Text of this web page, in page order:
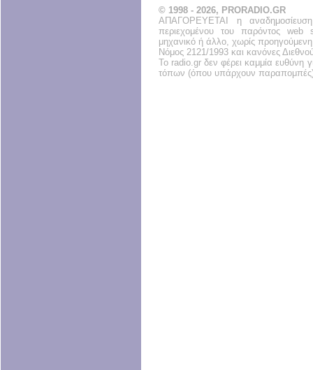
© 1998 - 2026, PRORADIO.GR
ΑΠΑΓΟΡΕΥΕΤΑΙ η
περιεχομένου του παρόντος web
μηχανικό ή άλλο, χωρίς
Νόμος 2121/1993 και κανόνες
Το radio.gr δεν φέρει καμμία ευθύνη
τόπων (όπου υπάρχουν